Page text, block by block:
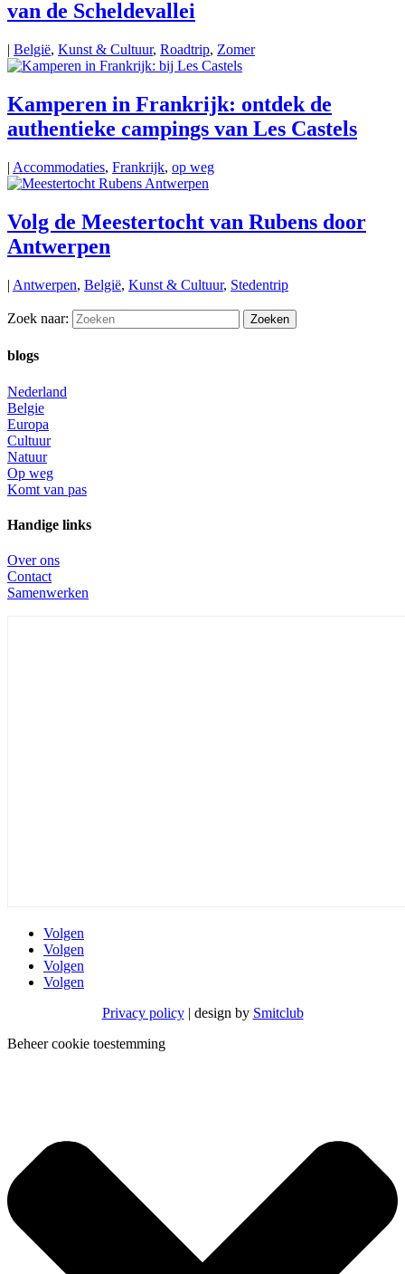
van de Scheldevallei
| België, Kunst & Cultuur, Roadtrip, Zomer
Kamperen in Frankrijk: ontdek de
authentieke campings van Les Castels
| Accommodaties, Frankrijk, op weg
Volg de Meestertocht van Rubens door
Antwerpen
| Antwerpen, België, Kunst & Cultuur, Stedentrip
Zoek naar:
blogs
Nederland
Belgie
Europa
Cultuur
Natuur
Op weg
Komt van pas
Handige links
Over ons
Contact
Samenwerken
Volgen
Volgen
Volgen
Volgen
Privacy policy| design by Smitclub
Beheer cookie toestemming